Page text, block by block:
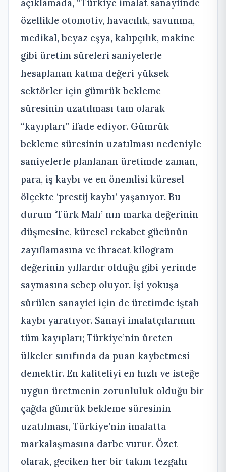
özellikle otomotiv, havacılık, savunma,
medikal, beyaz eşya, kalıpçılık, makine
gibi üretim süreleri saniyelerle
hesaplanan katma değeri yüksek
sektörler için gümrük bekleme
süresinin uzatılması tam olarak
“kayıpları” ifade ediyor. Gümrük
bekleme süresinin uzatılması nedeniyle
saniyelerle planlanan üretimde zaman,
para, iş kaybı ve en önemlisi küresel
ölçekte ‘prestij kaybı’ yaşanıyor. Bu
durum ‘Türk Malı’ nın marka değerinin
düşmesine, küresel rekabet gücünün
zayıflamasına ve ihracat kilogram
değerinin yıllardır olduğu gibi yerinde
saymasına sebep oluyor. İşi yokuşa
sürülen sanayici için de üretimde iştah
kaybı yaratıyor. Sanayi imalatçılarının
tüm kayıpları; Türkiye’nin üreten
ülkeler sınıfında da puan kaybetmesi
demektir. En kaliteliyi en hızlı ve isteğe
uygun üretmenin zorunluluk olduğu bir
çağda gümrük bekleme süresinin
uzatılması, Türkiye’nin imalatta
markalaşmasına darbe vurur. Özet
olarak, geciken her bir takım tezgahı